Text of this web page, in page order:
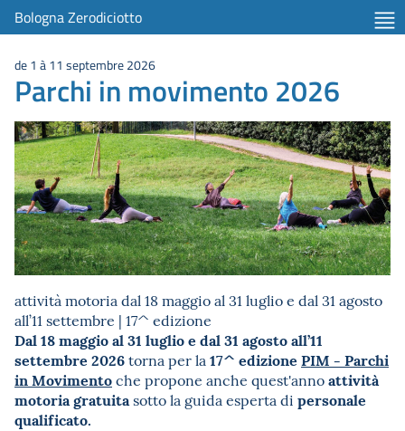
Bologna Zerodiciotto
de 1 à 11 septembre 2026
Parchi in movimento 2026
attività motoria dal 18 maggio al 31 luglio e dal 31 agosto
all’11 settembre | 17^ edizione
Dal 18 maggio al 31 luglio e dal 31 agosto all’11
settembre 2026torna per la 17^ edizione PIM - Parchi
in Movimentoche propone anche quest'annoattività
motoria gratuitasotto la guida esperta di personale
qualificato.